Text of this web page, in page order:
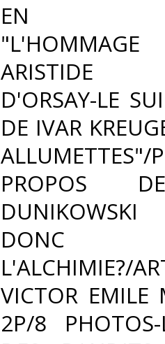
‎EN
ARISTIDE
D'ORSAY-LE
DE IVAR
ALLUMETTES"/
PROPOS
VICTOR EMILE
2P/8